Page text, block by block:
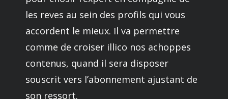
les reves au sein des profils qui vous
accordent le mieux. Il va permettre
comme de croiser illico nos achoppes
contenus, quand il sera disposer
souscrit vers l’abonnement ajustant de
son ressort.